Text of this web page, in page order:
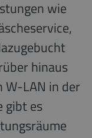
wie
hinaus
W-LAN in der
gibt es